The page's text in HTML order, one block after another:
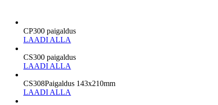
CP300 paigaldus
LAADI ALLA
CS300 paigaldus
LAADI ALLA
CS308Paigaldus 143x210mm
LAADI ALLA